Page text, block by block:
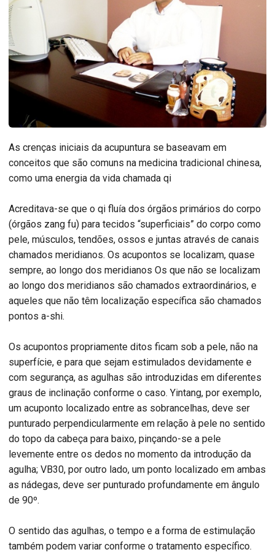
As crenças iniciais da acupuntura se baseavam em
conceitos que são comuns na medicina tradicional chinesa,
como uma energia da vida chamada qi
Acreditava-se que o qi fluía dos órgãos primários do corpo
(órgãos zang fu) para tecidos “superficiais” do corpo como
pele, músculos, tendões, ossos e juntas através de canais
chamados meridianos. Os acupontos se localizam, quase
sempre, ao longo dos meridianos Os que não se localizam
ao longo dos meridianos são chamados extraordinários, e
aqueles que não têm localização específica são chamados
pontos a-shi.
Os acupontos propriamente ditos ficam sob a pele, não na
superfície, e para que sejam estimulados devidamente e
com segurança, as agulhas são introduzidas em diferentes
graus de inclinação conforme o caso. Yintang, por exemplo,
um acuponto localizado entre as sobrancelhas, deve ser
punturado perpendicularmente em relação à pele no sentido
do topo da cabeça para baixo, pinçando-se a pele
levemente entre os dedos no momento da introdução da
agulha; VB30, por outro lado, um ponto localizado em ambas
as nádegas, deve ser punturado profundamente em ângulo
de 90º.
O sentido das agulhas, o tempo e a forma de estimulação
também podem variar conforme o tratamento específico.